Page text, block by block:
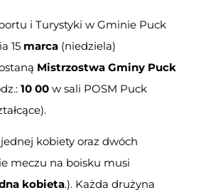
i Turystyki w Gminie Puck
15 marca (niedziela)
Mistrzostwa Gminy Puck
10 00 w sali POSM Puck
jednej kobiety oraz dwóch
meczu na boisku musi
kobieta.). Każda drużyna